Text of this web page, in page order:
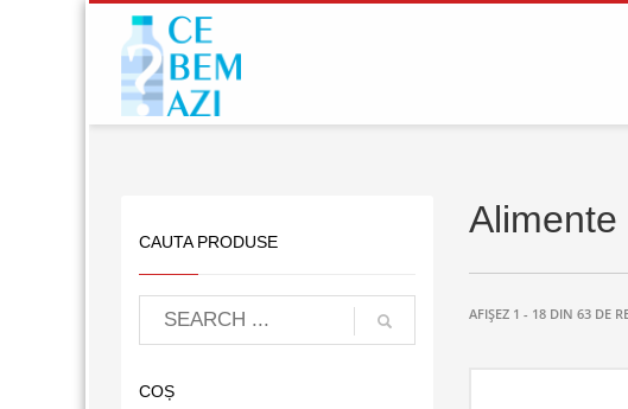
Alimente
AFIȘEZ 1 - 18 DIN 63 DE
CAUTA PRODUSE
COȘ